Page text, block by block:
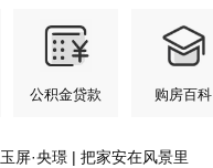
公积金贷款 购房百科
玉屏·央璟 | 把家安在风景里